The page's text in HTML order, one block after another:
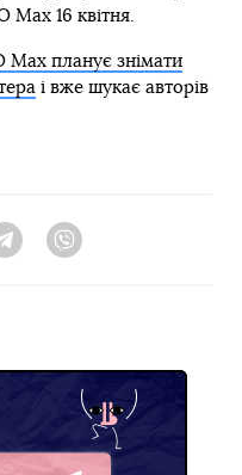
Max 16 квітня.
Max планує знімати
і вже шукає авторів
Telegram